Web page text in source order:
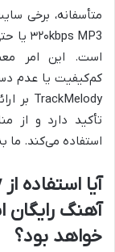
متأسفانه، برخی
است. این امر
کم‌کیفیت یا عدم
تأکید دارد و از
استفاده می‌کند. ما
آهنگ
خواهد بود؟